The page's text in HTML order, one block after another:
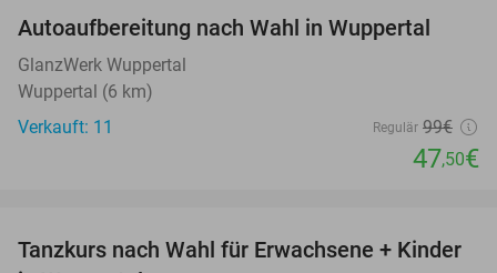
52%
Autoaufbereitung nach Wahl in Wuppertal
GlanzWerk Wuppertal
Wuppertal (6 km)
Verkauft: 11
Regulär 99€
47,50€
50%
Tanzkurs nach Wahl für Erwachsene + Kinder